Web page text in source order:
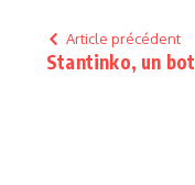
Article précédent
Stantinko, un